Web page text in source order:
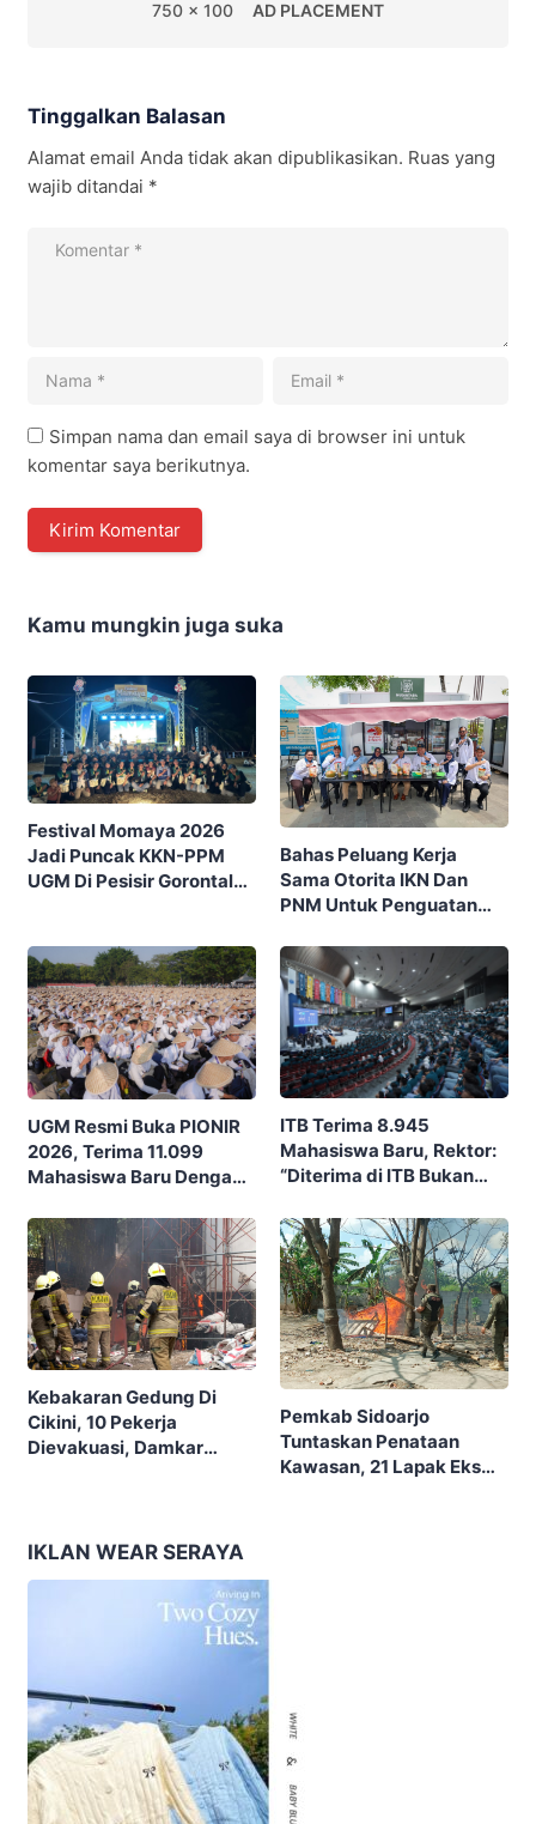
750 x 100 AD PLACEMENT
Tinggalkan Balasan
Alamat email Anda tidak akan dipublikasikan. Ruas yang
wajib ditandai *
Simpan nama dan email saya di browser ini untuk
komentar saya berikutnya.
Kamu mungkin juga suka
Festival Momaya 2026
Jadi Puncak KKN-PPM
UGM Di Pesisir Gorontalo,
Bahas Peluang Kerja
Sama Otorita IKN Dan
PNM Untuk Penguatan
Nusantara
UGM Resmi Buka PIONIR
2026, Terima 11.099
Mahasiswa Baru Dengan
Membangun Bangsa”
ITB Terima 8.945
Mahasiswa Baru, Rektor:
“Diterima di ITB Bukan
Kebakaran Gedung Di
Cikini, 10 Pekerja
Dievakuasi, Damkar
Pemkab Sidoarjo
Tuntaskan Penataan
Kawasan, 21 Lapak Eks
IKLAN WEAR SERAYA